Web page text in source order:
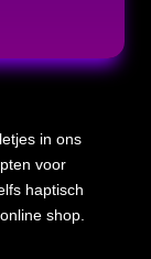
in ons
voor
haptisch
shop.